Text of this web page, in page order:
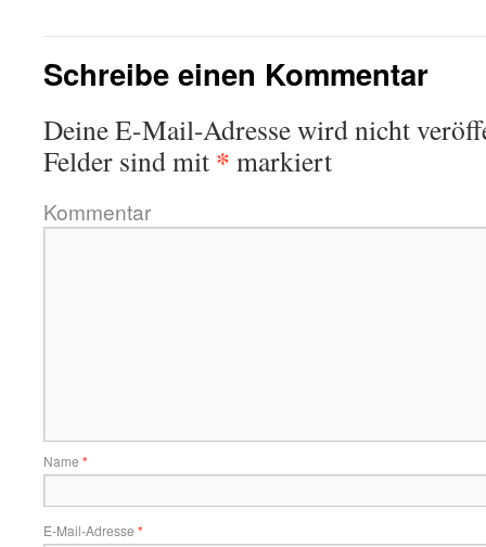
Schreibe einen Kommentar
Deine E-Mail-Adresse wird nicht
Felder sind mit * markiert
Kommentar
Name *
E-Mail-Adresse *